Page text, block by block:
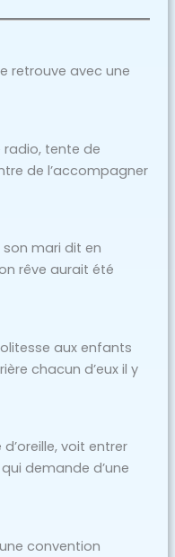
retrouve avec une
tente de
de l’accompagner
mari dit en
rêve aurait été
aux enfants
chacun d’eux il y
voit entrer
demande d’une
convention